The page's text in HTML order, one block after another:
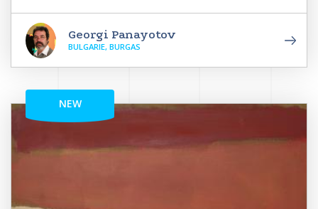
Georgi Panayotov
BULGARIE, BURGAS
NEW